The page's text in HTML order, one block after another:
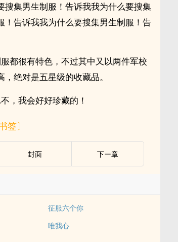
集男生制服！告诉我我为什么要搜集
告诉我我为什么要搜集男生制服！告
都很有特色，不过其中又以两件军校
绝对是五星级的收藏品。
，我会好好珍藏的！
签〕
封面 下ー章
征服六个你
唯我心